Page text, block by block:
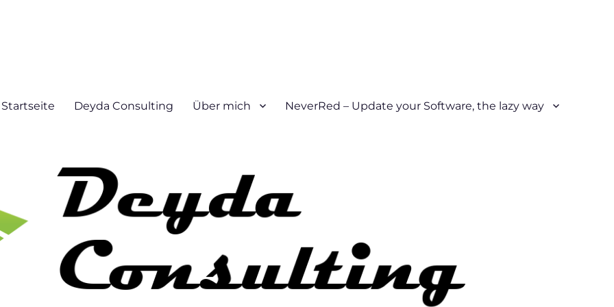
Startseite Deyda Consulting Über mich NeverRed – Update your Software, the lazy way